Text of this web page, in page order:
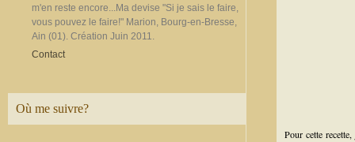
m'en reste encore...Ma devise "Si je sais le faire,
vous pouvez le faire!" Marion, Bourg-en-Bresse,
Ain (01). Création Juin 2011.
Contact
Où me suivre?
Pour cette